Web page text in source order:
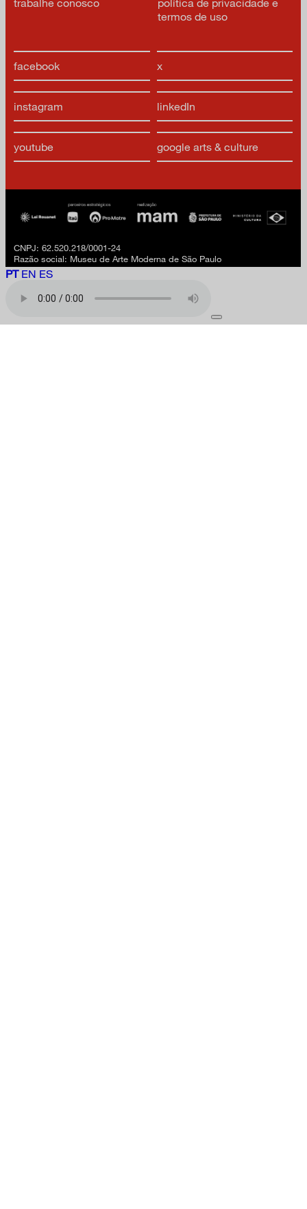
facebook x
instagram linkedIn
youtube google arts & culture
trabalhe conosco
política de privacidade e
termos de uso
CNPJ: 62.520.218/0001-24
Razão social: Museu de Arte Moderna de São Paulo
PT EN ES